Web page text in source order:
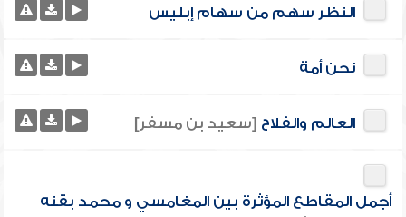
النظر سهم من سهام إبليس
نحن أمة
العالم والفلاح [سعيد بن مسفر]
أجمل المقاطع المؤثرة بين المغامسي و محمد بقنه